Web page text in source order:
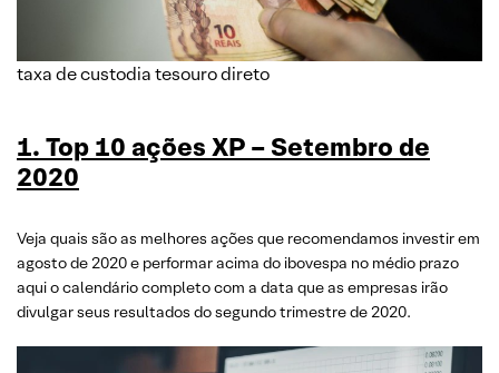
taxa de custodia tesouro direto
1. Top 10 ações XP – Setembro de
2020
Veja quais são as melhores ações que recomendamos investir em
agosto de 2020 e performar acima do ibovespa no médio prazo
aqui o calendário completo com a data que as empresas irão
divulgar seus resultados do segundo trimestre de 2020.